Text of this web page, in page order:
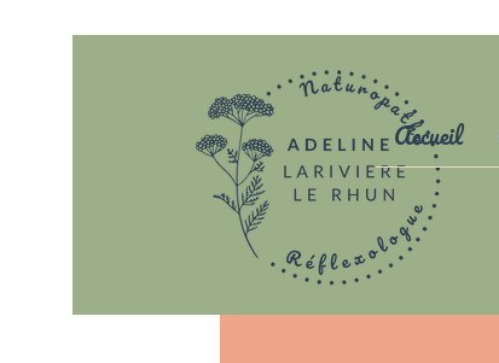
Accueil